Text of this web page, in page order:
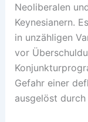
Neoliberalen
Keynesianern.
in unzähligen
vor
Gefahr einer
ausgelöst